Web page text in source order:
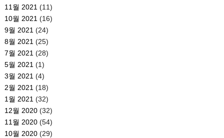
11월 2021 (11)
10월 2021 (16)
9월 2021 (24)
8월 2021 (25)
7월 2021 (28)
5월 2021 (1)
3월 2021 (4)
2월 2021 (18)
1월 2021 (32)
12월 2020(32)
11월 2020(54)
10월 2020(29)